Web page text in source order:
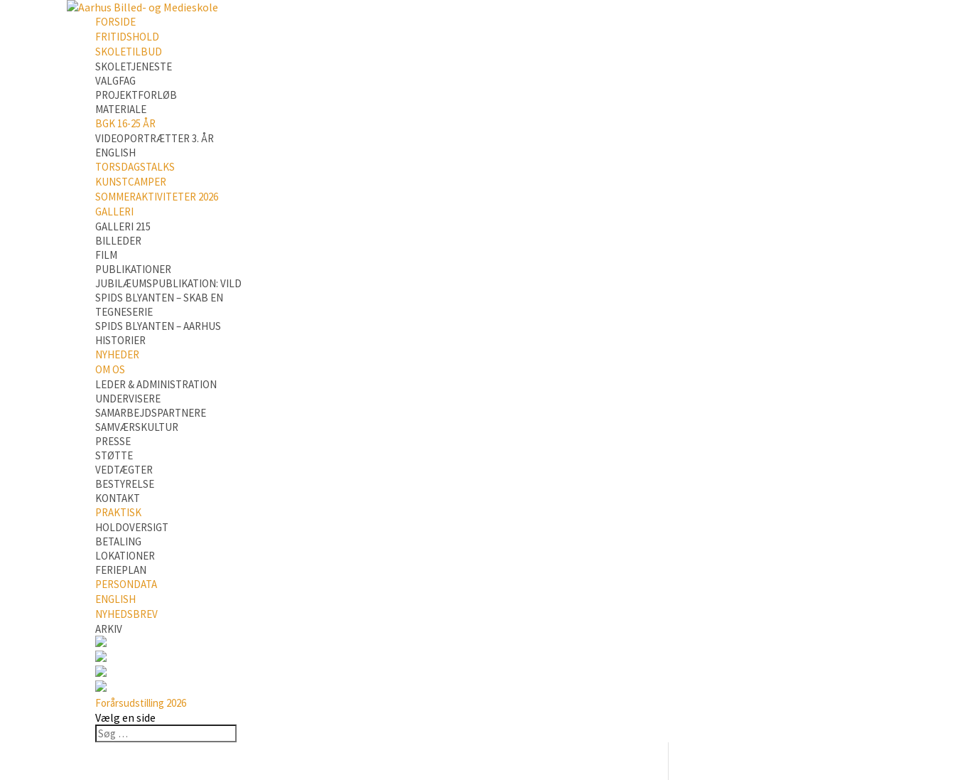
FORSIDE
FRITIDSHOLD
SKOLETILBUD
SKOLETJENESTE
VALGFAG
PROJEKTFORLØB
MATERIALE
BGK 16-25 ÅR
VIDEOPORTRÆTTER 3. ÅR
ENGLISH
TORSDAGSTALKS
KUNSTCAMPER
SOMMERAKTIVITETER 2026
GALLERI
GALLERI 215
BILLEDER
FILM
PUBLIKATIONER
JUBILÆUMSPUBLIKATION: VILD
SPIDS BLYANTEN – SKAB EN
TEGNESERIE
SPIDS BLYANTEN – AARHUS
HISTORIER
NYHEDER
OM OS
LEDER & ADMINISTRATION
UNDERVISERE
SAMARBEJDSPARTNERE
SAMVÆRSKULTUR
PRESSE
STØTTE
VEDTÆGTER
BESTYRELSE
KONTAKT
PRAKTISK
HOLDOVERSIGT
BETALING
LOKATIONER
FERIEPLAN
PERSONDATA
ENGLISH
NYHEDSBREV
ARKIV
Forårsudstilling 2026
Vælg en side